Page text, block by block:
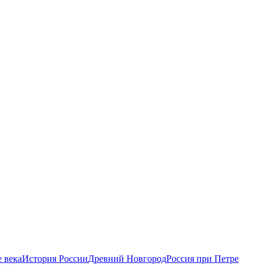
векаИстория РоссииДревний НовгородРоссия при Петре